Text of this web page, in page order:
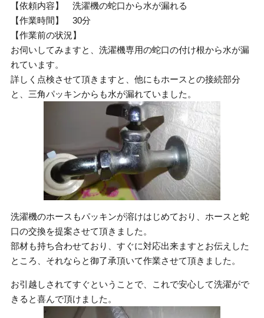
【依頼内容】 洗濯機の蛇口から水が漏れる
【作業時間】 30分
【作業前の状況】
お伺いしてみますと、洗濯機専用の蛇口の付け根から水が漏
れています。
詳しく点検させて頂きますと、他にもホースとの接続部分
と、三角パッキンからも水が漏れていました。
洗濯機のホースもパッキンが溶けはじめており、ホースと蛇
口の交換を提案させて頂きました。
部材も持ち合わせており、すぐに対応出来ますとお伝えした
ところ、それならと御了承頂いて作業させて頂きました。
お引越しされてすぐということで、これで安心して洗濯がで
きると喜んで頂けました。